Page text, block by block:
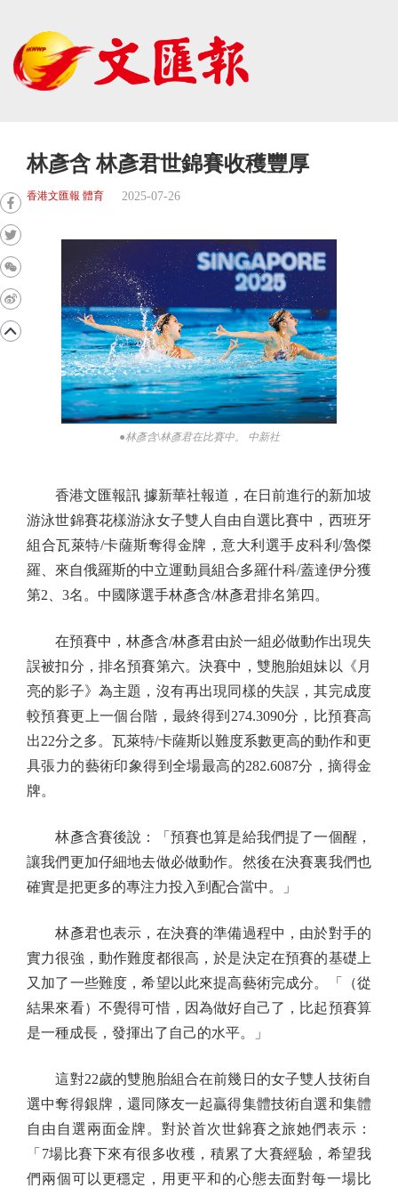
林彥含 林彥君世錦賽收穫豐厚
香港文匯報 體育 2025-07-26
●林彥含\林彥君在比賽中。 中新社
香港文匯報訊 據新華社報道，在日前進行的新加坡
游泳世錦賽花樣游泳女子雙人自由自選比賽中，西班牙
組合瓦萊特/卡薩斯奪得金牌，意大利選手皮科利/魯傑
羅、來自俄羅斯的中立運動員組合多羅什科/蓋達伊分獲
第2、3名。中國隊選手林彥含/林彥君排名第四。
在預賽中，林彥含/林彥君由於一組必做動作出現失
誤被扣分，排名預賽第六。決賽中，雙胞胎姐妹以《月
亮的影子》為主題，沒有再出現同樣的失誤，其完成度
較預賽更上一個台階，最終得到274.3090分，比預賽高
出22分之多。瓦萊特/卡薩斯以難度系數更高的動作和更
具張力的藝術印象得到全場最高的282.6087分，摘得金
牌。
林彥含賽後說：「預賽也算是給我們提了一個醒，
讓我們更加仔細地去做必做動作。然後在決賽裏我們也
確實是把更多的專注力投入到配合當中。」
林彥君也表示，在決賽的準備過程中，由於對手的
實力很強，動作難度都很高，於是決定在預賽的基礎上
又加了一些難度，希望以此來提高藝術完成分。「（從
結果來看）不覺得可惜，因為做好自己了，比起預賽算
是一種成長，發揮出了自己的水平。」
這對22歲的雙胞胎組合在前幾日的女子雙人技術自
選中奪得銀牌，還同隊友一起贏得集體技術自選和集體
自由自選兩面金牌。對於首次世錦賽之旅她們表示：
「7場比賽下來有很多收穫，積累了大賽經驗，希望我
們兩個可以更穩定，用更平和的心態去面對每一場比